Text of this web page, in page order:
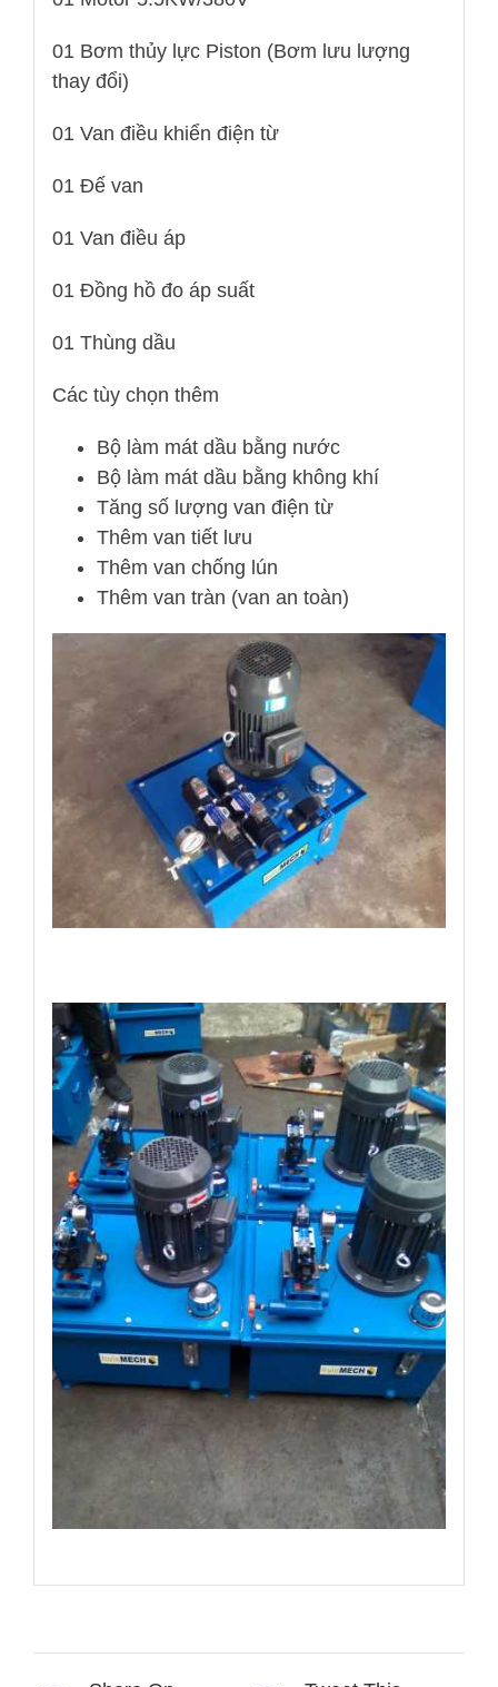
01 Bơm thủy lực Piston (Bơm lưu lượng
thay đổi)
01 Van điều khiển điện từ
01 Đế van
01 Van điều áp
01 Đồng hồ đo áp suất
01 Thùng dầu
Các tùy chọn thêm
Bộ làm mát dầu bằng nước
Bộ làm mát dầu bằng không khí
Tăng số lượng van điện từ
Thêm van tiết lưu
Thêm van chống lún
Thêm van tràn (van an toàn)